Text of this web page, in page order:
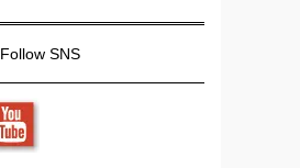
Follow SNS